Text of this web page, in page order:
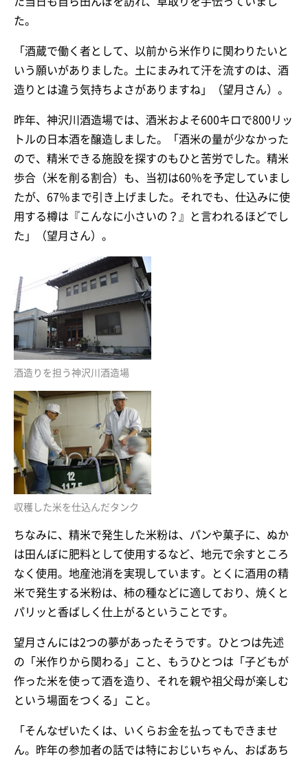
た。
「酒蔵で働く者として、以前から米作りに関わりたいと
いう願いがありました。土にまみれて汗を流すのは、酒
造りとは違う気持ちよさがありますね」（望月さん）。
昨年、神沢川酒造場では、酒米およそ600キロで800リッ
トルの日本酒を醸造しました。「酒米の量が少なかった
ので、精米できる施設を探すのもひと苦労でした。精米
歩合（米を削る割合）も、当初は60％を予定していまし
たが、67％まで引き上げました。それでも、仕込みに使
用する樽は『こんなに小さいの？』と言われるほどでし
た」（望月さん）。
酒造りを担う神沢川酒造場
収穫した米を仕込んだタンク
ちなみに、精米で発生した米粉は、パンや菓子に、ぬか
は田んぼに肥料として使用するなど、地元で余すところ
なく使用。地産池消を実現しています。とくに酒用の精
米で発生する米粉は、柿の種などに適しており、焼くと
パリッと香ばしく仕上がるということです。
望月さんには2つの夢があったそうです。ひとつは先述
の「米作りから関わる」こと、もうひとつは「子どもが
作った米を使って酒を造り、それを親や祖父母が楽しむ
という場面をつくる」こと。
「そんなぜいたくは、いくらお金を払ってもできませ
ん。昨年の参加者の話では特におじいちゃん、おばあち